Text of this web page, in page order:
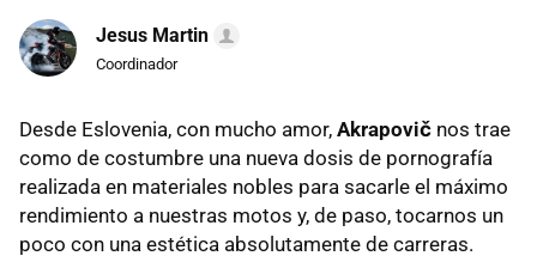
Jesus Martin
Coordinador
Desde Eslovenia, con mucho amor, Akrapovič nos trae
como de costumbre una nueva dosis de pornografía
realizada en materiales nobles para sacarle el máximo
rendimiento a nuestras motos y, de paso, tocarnos un
poco con una estética absolutamente de carreras.